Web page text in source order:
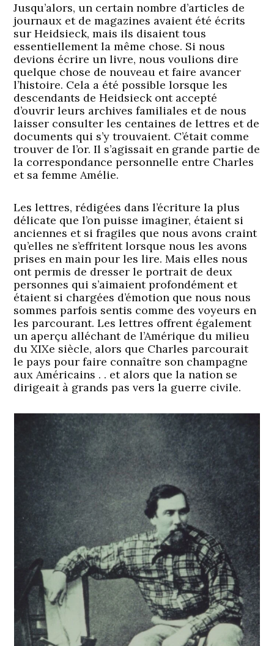
Jusqu’alors, un certain nombre d’articles de
journaux et de magazines avaient été écrits
sur Heidsieck, mais ils disaient tous
essentiellement la même chose. Si nous
devions écrire un livre, nous voulions dire
quelque chose de nouveau et faire avancer
l’histoire. Cela a été possible lorsque les
descendants de Heidsieck ont accepté
d’ouvrir leurs archives familiales et de nous
laisser consulter les centaines de lettres et de
documents qui s’y trouvaient. C’était comme
trouver de l’or. Il s’agissait en grande partie de
la correspondance personnelle entre Charles
et sa femme Amélie.
Les lettres, rédigées dans l’écriture la plus
délicate que l’on puisse imaginer, étaient si
anciennes et si fragiles que nous avons craint
qu’elles ne s’effritent lorsque nous les avons
prises en main pour les lire. Mais elles nous
ont permis de dresser le portrait de deux
personnes qui s’aimaient profondément et
étaient si chargées d’émotion que nous nous
sommes parfois sentis comme des voyeurs en
les parcourant. Les lettres offrent également
un aperçu alléchant de l’Amérique du milieu
du XIXe siècle, alors que Charles parcourait
le pays pour faire connaître son champagne
aux Américains . . et alors que la nation se
dirigeait à grands pas vers la guerre civile.